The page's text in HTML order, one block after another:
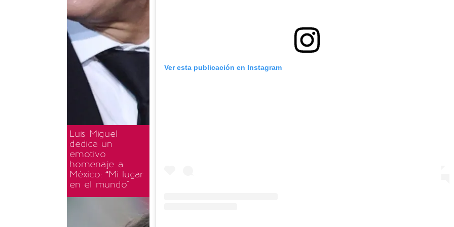
Luis Miguel
dedica un
emotivo
homenaje a
México: “Mi lugar
en el mundo"
Ver esta publicación en Instagram